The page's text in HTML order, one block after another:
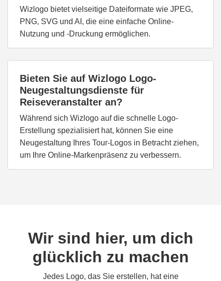
Wizlogo bietet vielseitige Dateiformate wie JPEG,
PNG, SVG und AI, die eine einfache Online-
Nutzung und -Druckung ermöglichen.
Bieten Sie auf Wizlogo Logo-
Neugestaltungsdienste für
Reiseveranstalter an?
Während sich Wizlogo auf die schnelle Logo-
Erstellung spezialisiert hat, können Sie eine
Neugestaltung Ihres Tour-Logos in Betracht ziehen,
um Ihre Online-Markenpräsenz zu verbessern.
Wir sind hier, um dich
glücklich zu machen
Jedes Logo, das Sie erstellen, hat eine